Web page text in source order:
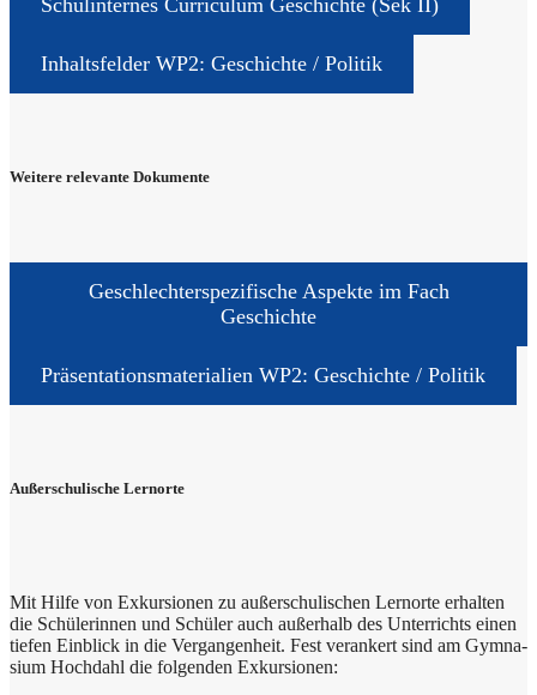
Schul­in­ter­nes Cur­ri­cu­lum Geschich­te (Sek II)
Inhalts­fel­der WP2: Geschich­te / Politik
Wei­te­re rele­van­te Dokumente
Geschlech­ter­spe­zi­fi­sche Aspek­te im Fach
Geschichte
Prä­sen­ta­ti­ons­ma­te­ria­li­en WP2: Geschich­te / Politik
Außer­schu­li­sche Lernorte
Mit Hil­fe von Exkur­sio­nen zu außer­schu­li­schen Lern­or­te erhal­ten
die Schü­le­rin­nen und Schü­ler auch außer­halb des Unter­richts einen
tie­fen Ein­blick in die Ver­gan­gen­heit. Fest ver­an­kert sind am Gym­na­
si­um Hoch­dahl die fol­gen­den Exkursionen: